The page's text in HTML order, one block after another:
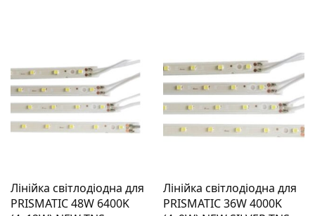
Лінійка світлодіодна для
PRISMATIC 48W 6400K
Лінійка світлодіодна для
PRISMATIC 36W 4000K